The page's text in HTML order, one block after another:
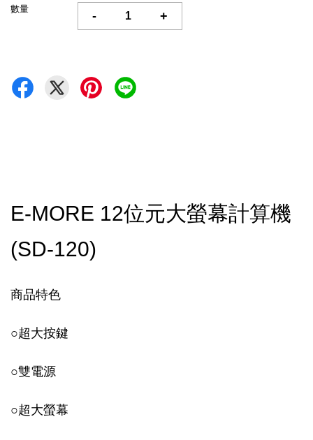
數量
- +
E-MORE 12位元大螢幕計算機
(SD-120)
商品特色
○超大按鍵
○雙電源
○超大螢幕